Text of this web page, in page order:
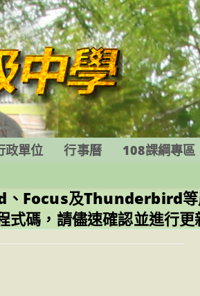
政單位 行事曆 108課綱專區
Focus及Thunderbird等
碼，請儘速確認並進行更